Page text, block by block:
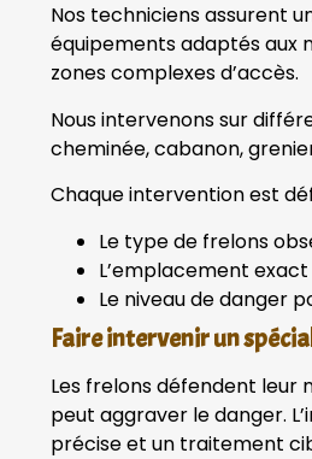
Nos techniciens assurent
équipements adaptés aux
zones complexes d’accès.
Nous intervenons sur
cheminée, cabanon,
Chaque intervention est
Le type de frelons
L’emplacement
Le niveau de danger
Faire intervenir un
Les frelons défendent leur
peut aggraver le danger.
précise et un traitement